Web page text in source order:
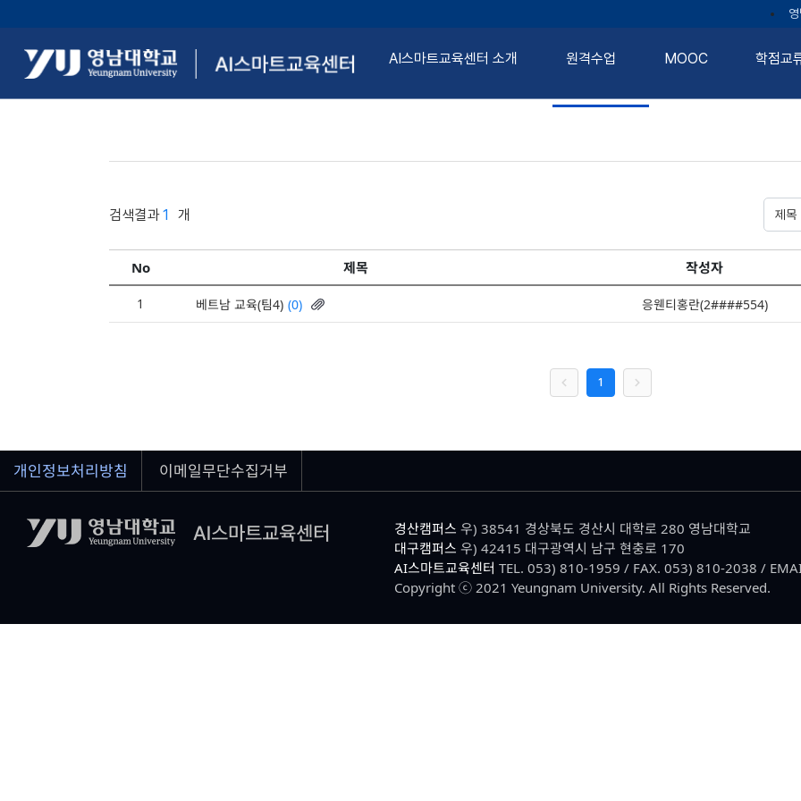
AI스마트교육센터 소개 원격수업 MOOC 학점교
NEWS
검색결과 1 개 제목
No 제목 작성자
1 베트남 교육(팀4) (0) 응웬티홍란(2####554)
1
개인정보처리방침 이메일무단수집거부
경산캠퍼스 우) 38541 경상북도 경산시 대학로 280 영남대학교
대구캠퍼스 우) 42415 대구광역시 남구 현충로 170
AI스마트교육센터 TEL. 053) 810-1959 / FAX. 053) 810-2038 /
Copyright ⓒ 2021 Yeungnam University. All Rights Reserved.